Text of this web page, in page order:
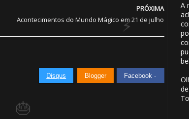
PRÓXIMA
Acontecimentos do Mundo Mágico em 21 de julho
Disqus Blogger Facebook -
A